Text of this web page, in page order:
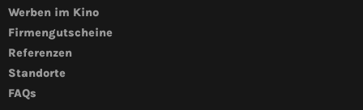
Werben im Kino
Firmengutscheine
Referenzen
Standorte
FAQs